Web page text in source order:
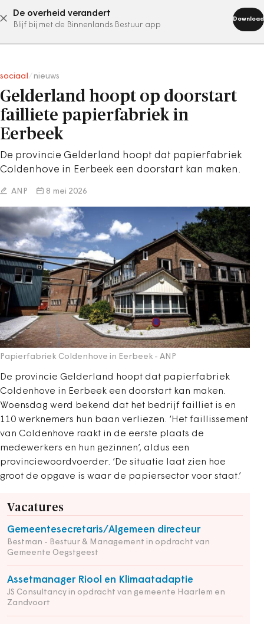
De overheid verandert
Blijf bij met de Binnenlands Bestuur app
Download
abonneer nu
sociaal nieuws
Gelderland hoopt op doorstart
failliete papierfabriek in
Eerbeek
De provincie Gelderland hoopt dat papierfabriek
Coldenhove in Eerbeek een doorstart kan maken.
ANP 8 mei 2026
Papierfabriek Coldenhove in Eerbeek - ANP
De provincie Gelderland hoopt dat papierfabriek
Coldenhove in Eerbeek een doorstart kan maken.
Woensdag werd bekend dat het bedrijf failliet is en
110 werknemers hun baan verliezen. ‘Het faillissement
van Coldenhove raakt in de eerste plaats de
medewerkers en hun gezinnen’, aldus een
provinciewoordvoerder. ‘De situatie laat zien hoe
groot de opgave is waar de papiersector voor staat.’
Vacatures
Gemeentesecretaris/Algemeen directeur
Bestman - Bestuur & Management in opdracht van
Gemeente Oegstgeest
Assetmanager Riool en Klimaatadaptie
JS Consultancy in opdracht van gemeente Haarlem en
Zandvoort